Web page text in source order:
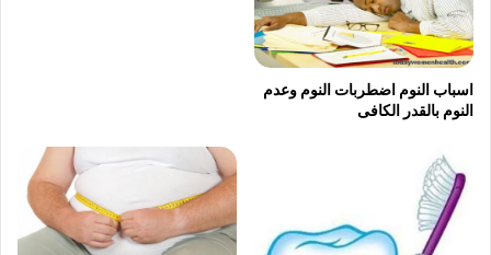
اسباب النوم اضطربات النوم وعدم
النوم بالقدر الكافى